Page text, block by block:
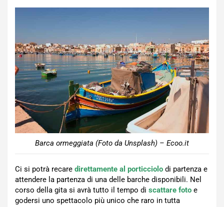
Barca ormeggiata (Foto da Unsplash) – Ecoo.it
Ci si potrà recare direttamente al porticciolo di partenza e
attendere la partenza di una delle barche disponibili. Nel
corso della gita si avrà tutto il tempo di scattare foto e
godersi uno spettacolo più unico che raro in tutta